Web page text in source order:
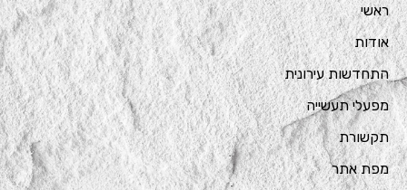
ראשי
אודות
התחדשות עירונית
מפעלי תעשייה
תקשורת
מפת אתר